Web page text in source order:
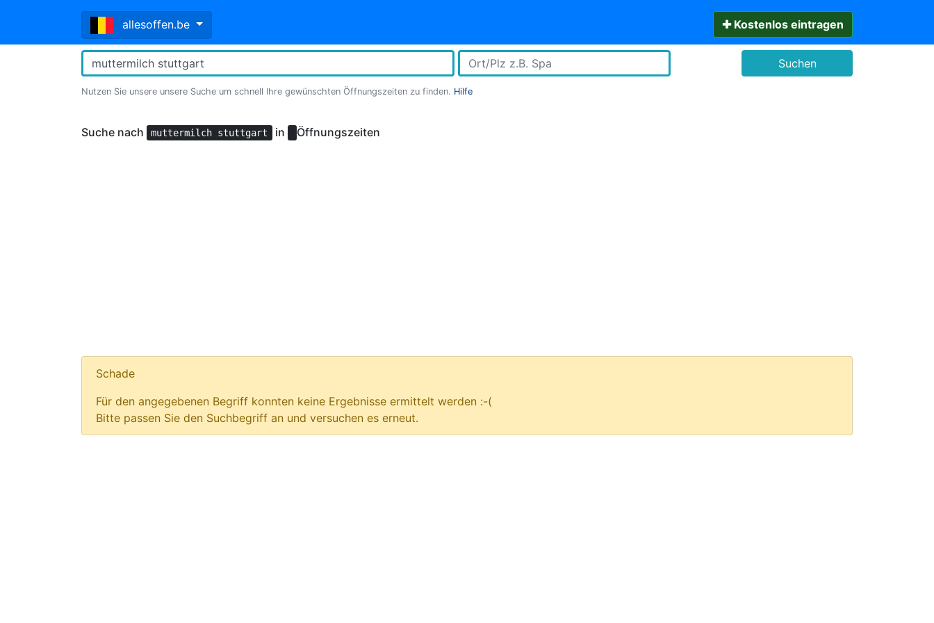
allesoffen.be ✚ Kostenlos eintragen
Nutzen Sie unsere unsere Suche um schnell Ihre gewünschten Öffnungszeiten zu finden. Hilfe
Suchen
Suche nach muttermilch stuttgart in Öffnungszeiten
Schade
Für den angegebenen Begriff konnten keine Ergebnisse ermittelt werden :-(
Bitte passen Sie den Suchbegriff an und versuchen es erneut.